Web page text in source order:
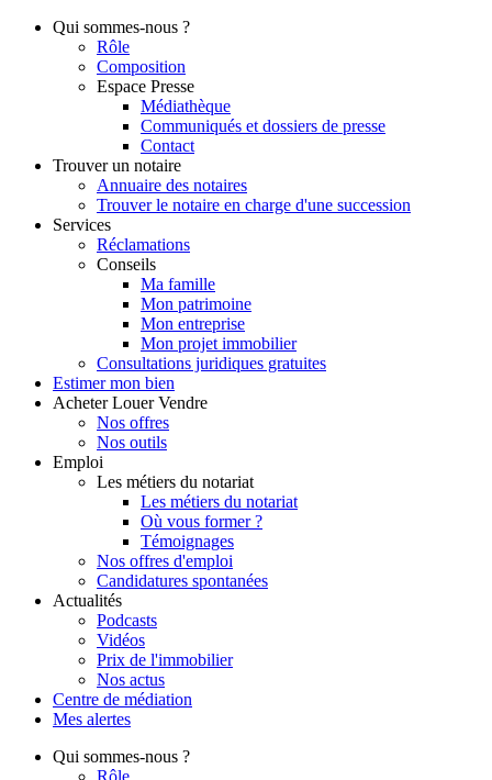
Qui sommes-nous ?
Rôle
Composition
Espace Presse
Médiathèque
Communiqués et dossiers de presse
Contact
Trouver un notaire
Annuaire des notaires
Trouver le notaire en charge d'une succession
Services
Réclamations
Conseils
Ma famille
Mon patrimoine
Mon entreprise
Mon projet immobilier
Consultations juridiques gratuites
Estimer mon bien
Acheter Louer Vendre
Nos offres
Nos outils
Emploi
Les métiers du notariat
Les métiers du notariat
Où vous former ?
Témoignages
Nos offres d'emploi
Candidatures spontanées
Actualités
Podcasts
Vidéos
Prix de l'immobilier
Nos actus
Centre de médiation
Mes alertes
Qui sommes-nous ?
Rôle